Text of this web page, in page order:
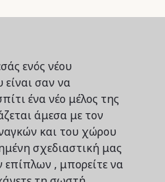
ενός νέου
σαν να
ένα νέο μέλος της
άμεσα με τον
και του χώρου
σχεδιαστική μας
επίπλων , μπορείτε να